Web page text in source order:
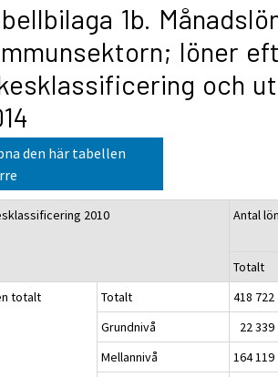
1b.
löner
och
den här tabellen
2010 Antal
Totalt
totalt
Totalt 418 722
Grundnivå
22 339
Mellannivå
164 119